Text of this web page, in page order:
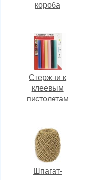
короба
Стержни к
клеевым
пистолетам
Шпагат-